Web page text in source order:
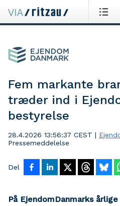
Fem markante
træder ind i
bestyrelse
28.4.2026 13:56:37 CEST |
Pressemeddelelse
Del
På EjendomDanmarks